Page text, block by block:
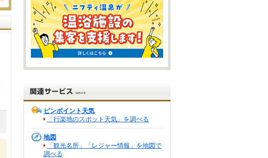
ピンポイント天気
「行楽地のスポット天気」を調べる
地図
「観光名所」「レジャー情報」を地図で
調べる